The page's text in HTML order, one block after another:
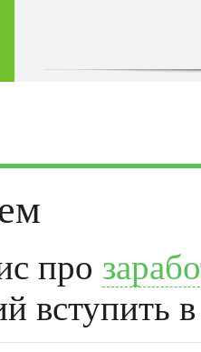
про
вступить